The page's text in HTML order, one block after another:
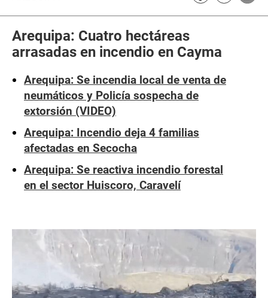
Arequipa: Cuatro hectáreas
arrasadas en incendio en Cayma
Arequipa: Se incendia local de venta de
neumáticos y Policía sospecha de
extorsión (VIDEO)
Arequipa: Incendio deja 4 familias
afectadas en Secocha
Arequipa: Se reactiva incendio forestal
en el sector Huiscoro, Caravelí